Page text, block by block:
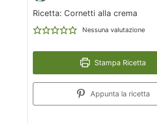
Ricetta: Cornetti alla crema
Nessuna valutazione
Stampa Ricetta
Appunta la ricetta